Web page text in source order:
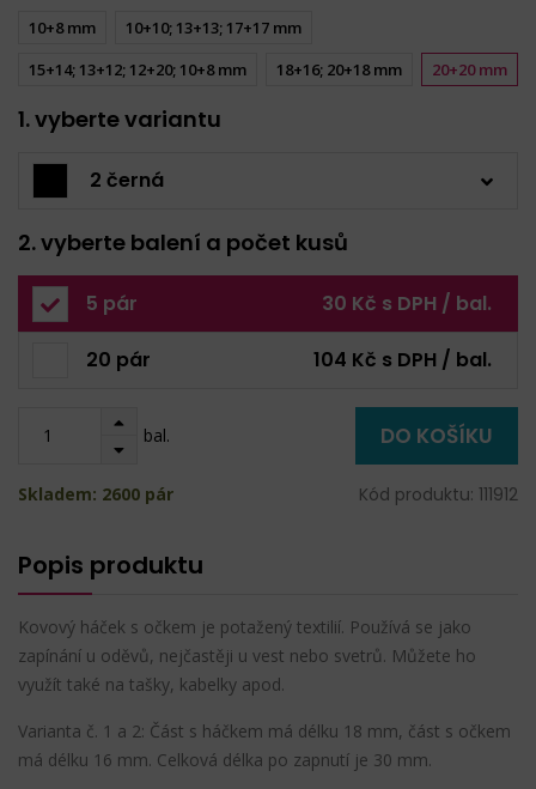
10+8 mm
10+10; 13+13; 17+17 mm
15+14; 13+12; 12+20; 10+8 mm
18+16; 20+18 mm 20+20 mm
1. vyberte variantu
2 černá
2. vyberte balení a počet kusů
5 pár 30 Kč s DPH / bal.
20 pár 104 Kč s DPH / bal.
bal. DO KOŠÍKU
Skladem: 2600 pár Kód produktu: 111912
Popis produktu
Kovový háček s očkem je potažený textilií. Používá se jako
zapínání u oděvů, nejčastěji u vest nebo svetrů. Můžete ho
využít také na tašky, kabelky apod.
Varianta č. 1 a 2: Část s háčkem má délku 18 mm, část s očkem
má délku 16 mm. Celková délka po zapnutí je 30 mm.